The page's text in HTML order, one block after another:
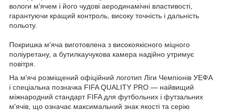
вологи м'ячем і його чудові аеродинамічні властивості,
гарантуючи кращий контроль, високу точність і дальність
польоту.
Покришка м'яча виготовлена з високоякісного міцного
поліуретану, а бутилкаучукова камера надійно утримує
повітря.
На м'ячі розміщений офіційний логотип Ліги Чемпіонів УЕФА
і спеціальна позначка FIFA QUALITY PRO — найвищий
міжнародний стандарт FIFA для футбольних і футзальних
м'ячів, що означає максимальний знак якості та серію